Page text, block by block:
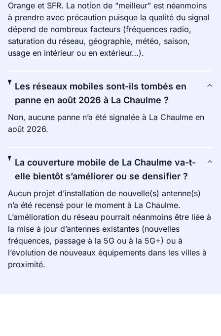
Orange et SFR. La notion de “meilleur” est néanmoins
à prendre avec précaution puisque la qualité du signal
dépend de nombreux facteurs (fréquences radio,
saturation du réseau, géographie, météo, saison,
usage en intérieur ou en extérieur…).
Les réseaux mobiles sont-ils tombés en
panne en août 2026 à La Chaulme ?
Non, aucune panne n’a été signalée à La Chaulme en
août 2026.
La couverture mobile de La Chaulme va-t-
elle bientôt s’améliorer ou se densifier ?
Aucun projet d’installation de nouvelle(s) antenne(s)
n’a été recensé pour le moment à La Chaulme.
L’amélioration du réseau pourrait néanmoins être liée à
la mise à jour d’antennes existantes (nouvelles
fréquences, passage à la 5G ou à la 5G+) ou à
l’évolution de nouveaux équipements dans les villes à
proximité.